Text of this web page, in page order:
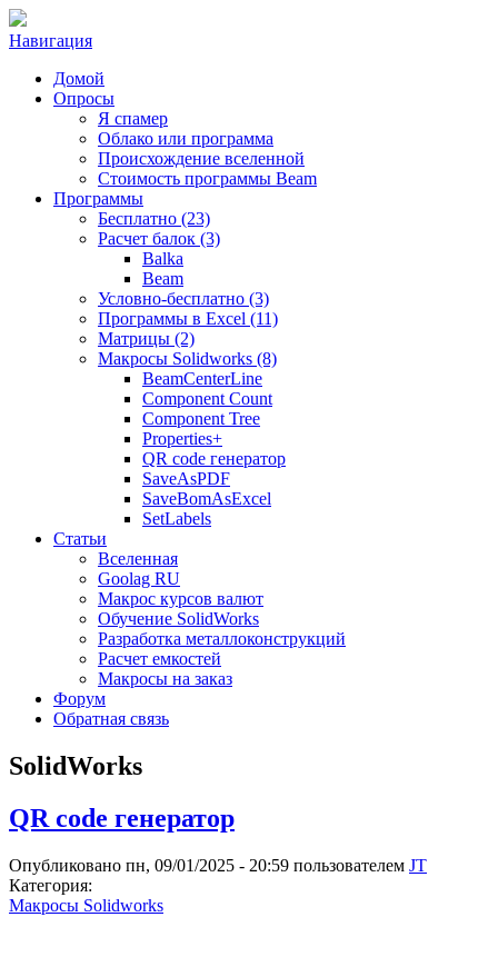
Навигация
Домой
Опросы
Я спамер
Облако или программа
Происхождение вселенной
Стоимость программы Beam
Программы
Бесплатно (23)
Расчет балок (3)
Balka
Beam
Условно-бесплатно (3)
Программы в Excel (11)
Матрицы (2)
Макросы Solidworks (8)
BeamCenterLine
Component Count
Component Tree
Properties+
QR code генератор
SaveAsPDF
SaveBomAsExcel
SetLabels
Статьи
Вселенная
Goolag RU
Макрос курсов валют
Обучение SolidWorks
Разработка металлоконструкций
Расчет емкостей
Макросы на заказ
Форум
Обратная связь
SolidWorks
QR code генератор
Опубликовано пн, 09/01/2025 - 20:59 пользователем JT
Категория:
Макросы Solidworks